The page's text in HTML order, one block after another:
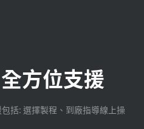
方位支援
括: 選擇製程、到廠指導線上操